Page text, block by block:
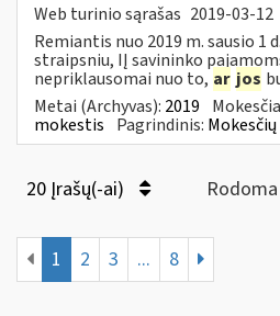
Web turinio sąrašas 2019-03-12
Remiantis nuo 2019 m. sausio 1
straipsniu, IĮ savininko
nepriklausomai nuo to, ar jos
Metai (Archyvas): 2019
mokestis Pagrindinis:
20 Įrašų(-ai)
1 2 3 ... 8